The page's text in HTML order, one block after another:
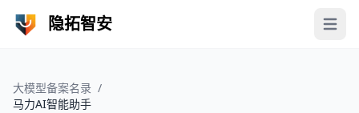
隐拓智安 Open
大模型备案名录 /
马力AI智能助手